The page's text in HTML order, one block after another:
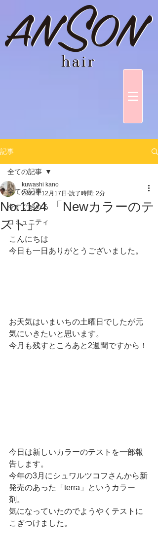
記事
全ての記事
今すぐ始める
コミュニティ
全ての記事
No.1124 「Newカラーのテ
スト」
kuwashi kano
2022年12月17日 読了時間: 2分
こんにちは
今日も一日ありがとうございました。
お天気はいまいちの土曜日でしたが元
気にいきたいと思います。
今月も残すところあと2週間ですから！
今日は新しいカラーのテストを一部報
告します。
今年の3月にシュワルツコフさんから新
発売のあった「terra」というカラー
剤。
気になっていたのでようやくテストに
こぎつけました。